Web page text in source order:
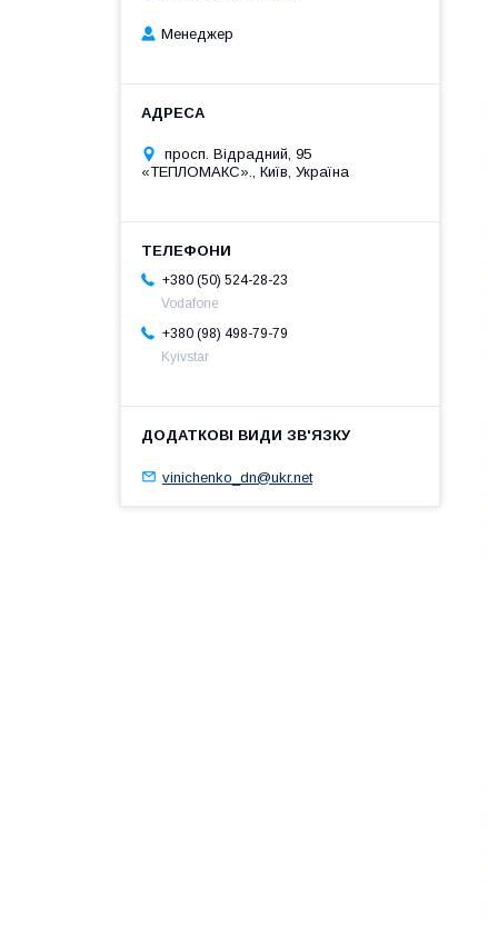
Менеджер
просп. Відрадний, 95
«ТЕПЛОМАКС»., Київ, Україна
+380 (50) 524-28-23
Vodafone
+380 (98) 498-79-79
Kyivstar
vinichenko_dn@ukr.net